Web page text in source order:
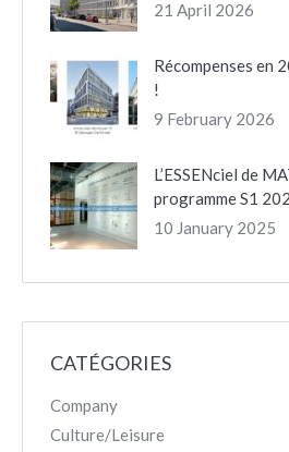
21 April 2026
Récompenses en
!
9 February 2026
L’ESSENciel de
programme S1
10 January 2025
CATÉGORIES
Company
Culture/Leisure